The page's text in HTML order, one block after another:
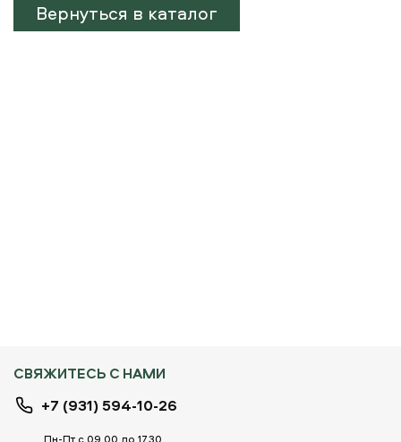
Вернуться в каталог
СВЯЖИТЕСЬ С НАМИ
+7 (931) 594-10-26
Пн-Пт с 09.00 до 17.30